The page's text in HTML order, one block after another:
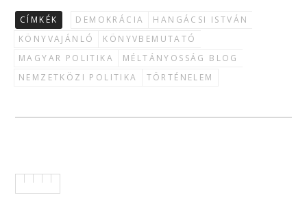
CÍMKÉK DEMOKRÁCIA
HANGÁCSI ISTVÁN
KÖNYVAJÁNLÓ
KÖNYVBEMUTATÓ
MAGYAR POLITIKA
MÉLTÁNYOSSÁG BLOG
NEMZETKÖZI POLITIKA
TÖRTÉNELEM